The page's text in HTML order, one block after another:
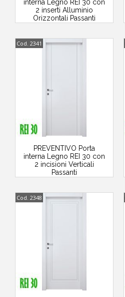
interna Legno REI 30 con
2 inserti Alluminio
Orizzontali Passanti
Cod. 2341
PREVENTIVO Porta
interna Legno REI 30 con
2 incisioni Verticali
Passanti
Cod. 2348